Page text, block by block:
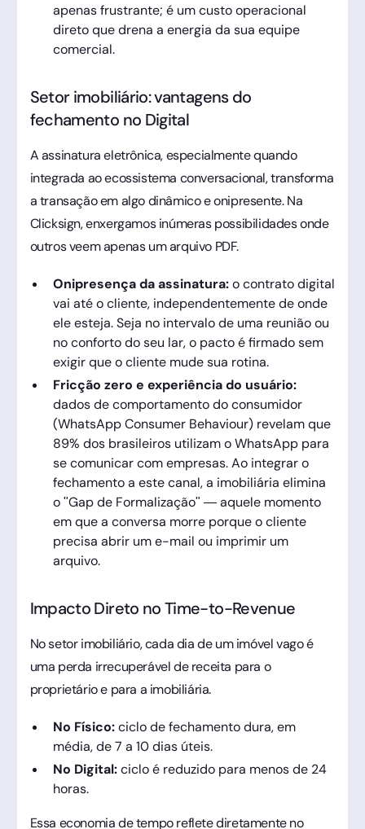
apenas frustrante; é um custo operacional
direto que drena a energia da sua equipe
comercial.
Setor imobiliário: vantagens do
fechamento no Digital
A assinatura eletrônica, especialmente quando
integrada ao ecossistema conversacional, transforma
a transação em algo dinâmico e onipresente. Na
Clicksign, enxergamos inúmeras possibilidades onde
outros veem apenas um arquivo PDF.
Onipresença da assinatura:o contrato digital
vai até o cliente, independentemente de onde
ele esteja. Seja no intervalo de uma reunião ou
no conforto do seu lar, o pacto é firmado sem
exigir que o cliente mude sua rotina.
Fricção zero e experiência do usuário:
dados de comportamento do consumidor
(WhatsApp Consumer Behaviour) revelam que
89% dos brasileiros utilizam o WhatsApp para
se comunicar com empresas. Ao integrar o
fechamento a este canal, a imobiliária elimina
o "Gap de Formalização" — aquele momento
em que a conversa morre porque o cliente
precisa abrir um e-mail ou imprimir um
arquivo.
Impacto Direto no Time-to-Revenue
No setor imobiliário, cada dia de um imóvel vago é
uma perda irrecuperável de receita para o
proprietário e para a imobiliária.
No Físico:ciclo de fechamento dura, em
média, de 7 a 10 dias úteis.
No Digital:ciclo é reduzido para menos de 24
horas.
Essa economia de tempo reflete diretamente no